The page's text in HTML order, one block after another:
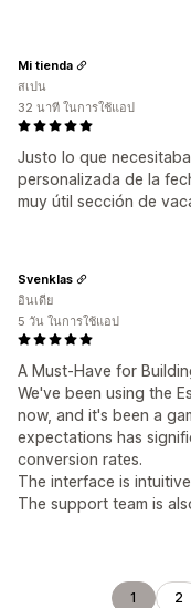
Justo lo que
personalizada de la
muy útil sección de
Mi tienda
สเปน
32 นาที ในการใช้แอป
A Must-Have for
We've been using the
now, and it's been a
expectations has
conversion rates.
The interface is
The support team is
Svenklas
อินเดีย
5 วัน ในการใช้แอป
1 2